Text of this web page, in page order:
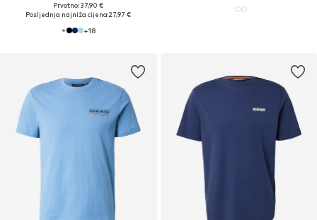
Prvotno: 37,90 €
Posljednja najniža cijena:27,97 €
+18